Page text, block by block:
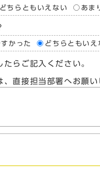
どちらともいえない あま
かった どちらともいえ
らご記入ください。
、直接担当部署へお願